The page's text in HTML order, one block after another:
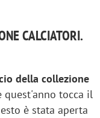
CALCIATORI.
della collezione
quest'anno tocca il
è stata aperta